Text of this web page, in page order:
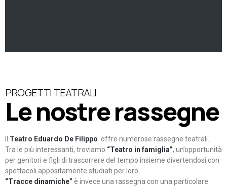
PROGETTI TEATRALI
Le nostre rassegne
Teatro Eduardo De Filippo offre numerose rassegne teatrali.
Tra le più interessanti, troviamo “Teatro in famiglia”, un’opportunità
per genitori e figli di trascorrere del tempo insieme divertendosi con
spettacoli appositamente studiati per loro.
“Tracce dinamiche” è invece una rassegna con una particolare